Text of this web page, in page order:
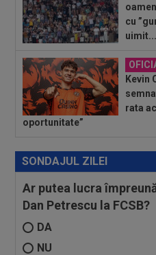
08:00
(P) Un pariu de doar
transformat într-un jackpot
milioane...
cu
uimit...
Kevin
rata
oportunitate”
SONDAJUL ZILEI
Ar putea lucra
Dan Petrescu la FCSB?
DA
NU